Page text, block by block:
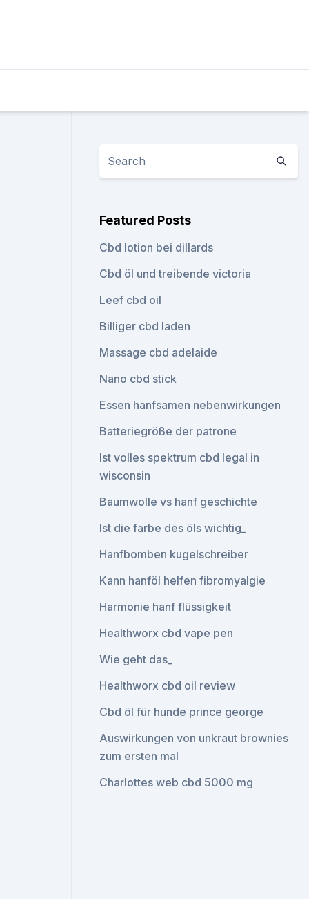
Featured Posts
Cbd lotion bei dillards
Cbd öl und treibende victoria
Leef cbd oil
Billiger cbd laden
Massage cbd adelaide
Nano cbd stick
Essen hanfsamen nebenwirkungen
Batteriegröße der patrone
Ist volles spektrum cbd legal in
wisconsin
Baumwolle vs hanf geschichte
Ist die farbe des öls wichtig_
Hanfbomben kugelschreiber
Kann hanföl helfen fibromyalgie
Harmonie hanf flüssigkeit
Healthworx cbd vape pen
Wie geht das_
Healthworx cbd oil review
Cbd öl für hunde prince george
Auswirkungen von unkraut brownies
zum ersten mal
Charlottes web cbd 5000 mg